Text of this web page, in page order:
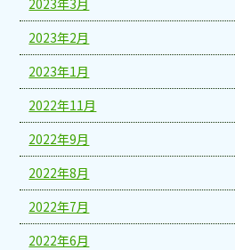
2023年2月
2023年1月
2022年11月
2022年9月
2022年8月
2022年7月
2022年6月